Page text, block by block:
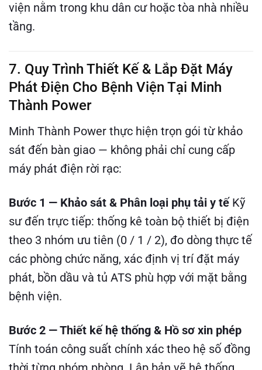
viện nằm trong khu dân cư hoặc tòa nhà nhiều
tầng.
7. Quy Trình Thiết Kế & Lắp Đặt Máy
Phát Điện Cho Bệnh Viện Tại Minh
Thành Power
Minh Thành Power thực hiện trọn gói từ khảo
sát đến bàn giao — không phải chỉ cung cấp
máy phát điện rời rạc:
Bước 1 — Khảo sát & Phân loại phụ tải y tếKỹ
sư đến trực tiếp: thống kê toàn bộ thiết bị điện
theo 3 nhóm ưu tiên (0 / 1 / 2), đo dòng thực tế
các phòng chức năng, xác định vị trí đặt máy
phát, bồn dầu và tủ ATS phù hợp với mặt bằng
bệnh viện.
Bước 2 — Thiết kế hệ thống & Hồ sơ xin phép
Tính toán công suất chính xác theo hệ số đồng